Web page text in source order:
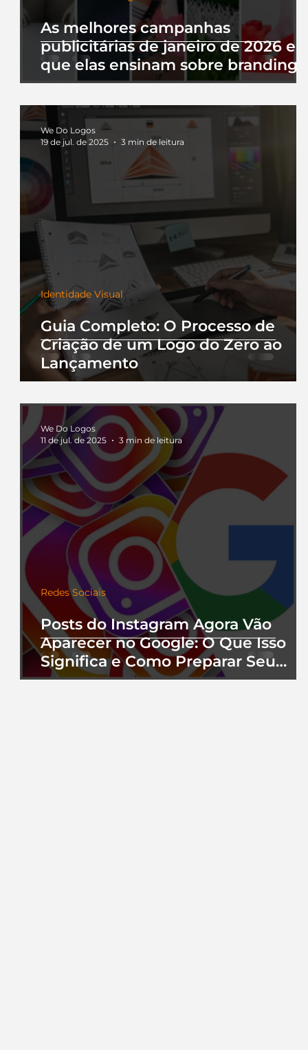
As melhores campanhas
publicitárias de janeiro de 2026 e
que elas ensinam sobre branding
Guia Completo: O Processo de
Criação de um Logo do Zero ao
Lançamento
Identidade Visual
We Do Logos
19 de jul. de 2025
3 min de leitura
Posts do Instagram Agora Vão
Aparecer no Google: O Que Isso
Significa e Como Preparar Seu
Perfil
Redes Sociais
We Do Logos
11 de jul. de 2025
3 min de leitura